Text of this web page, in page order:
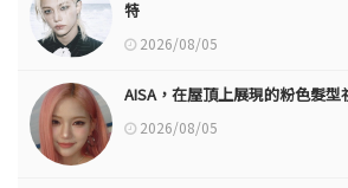
特
2026/08/05
AISA，在屋頂上展現的粉色髮
2026/08/05